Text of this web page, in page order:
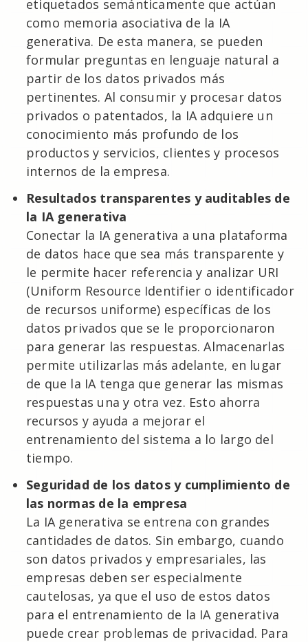
etiquetados semánticamente que actúan
como memoria asociativa de la IA
generativa. De esta manera, se pueden
formular preguntas en lenguaje natural a
partir de los datos privados más
pertinentes. Al consumir y procesar datos
privados o patentados, la IA adquiere un
conocimiento más profundo de los
productos y servicios, clientes y procesos
internos de la empresa.
Resultados transparentes y auditables de
la IA generativa
Conectar la IA generativa a una plataforma
de datos hace que sea más transparente y
le permite hacer referencia y analizar URI
(Uniform Resource Identifier o identificador
de recursos uniforme) específicas de los
datos privados que se le proporcionaron
para generar las respuestas. Almacenarlas
permite utilizarlas más adelante, en lugar
de que la IA tenga que generar las mismas
respuestas una y otra vez. Esto ahorra
recursos y ayuda a mejorar el
entrenamiento del sistema a lo largo del
tiempo.
Seguridad de los datos y cumplimiento de
las normas de la empresa
La IA generativa se entrena con grandes
cantidades de datos. Sin embargo, cuando
son datos privados y empresariales, las
empresas deben ser especialmente
cautelosas, ya que el uso de estos datos
para el entrenamiento de la IA generativa
puede crear problemas de privacidad. Para